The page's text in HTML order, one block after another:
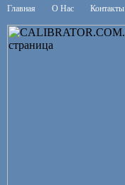
Главная О Нас Контакты